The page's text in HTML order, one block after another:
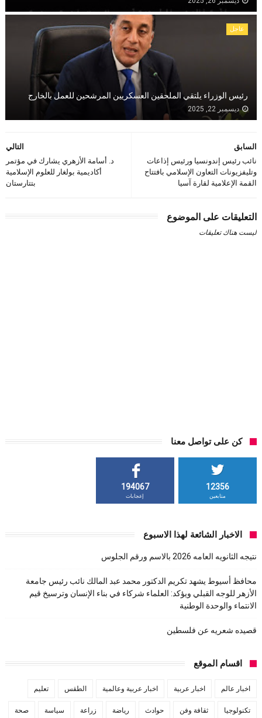
عاجل
رئيس الوزراء يلتقي الملحقين العسكريين المرشحين للعمل بالخارج
ديسمبر 22, 2025
التالي
د. أسامة الأزهري يشارك في مؤتمر
أكاديمية بولغار للعلوم الإسلامية
بتتارستان
السابق
نائب رئيس إندونسيا ورئيس إذاعات
وتليفزيونات التعاون الإسلامي بافتتاح
القمة الإعلامية لقارة آسيا
التعليقات على الموضوع
ليست هناك تعليقات
كن على تواصل معنا
12356
متابعين
194067
إعجابات
الاخبار الشائعة لهذا الاسبوع
نتيجه الثانويه العامه 2026 بالاسم ورقم الجلوس
محافظ أسيوط يشهد تكريم الدكتور محمد عبد المالك نائب رئيس جامعة
الأزهر للوجه القبلي ويؤكد: العلماء شركاء في بناء الإنسان وترسيخ قيم
الانتماء والوحدة الوطنية
قصيده شعريه عن فلسطين
اقسام الموقع
اخبار عالم اخبار عربية اخبار عربية وعالمية الطقس تعليم
تكنولوجيا ثقافة وفن حوادث رياضة زراعة سياسة صحة